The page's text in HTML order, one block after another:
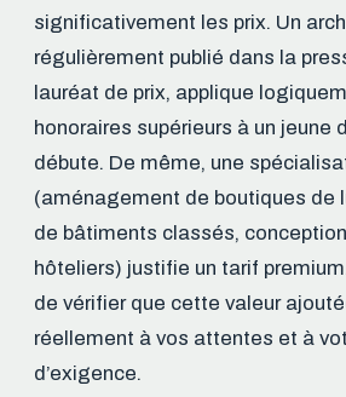
significativement les prix. Un
régulièrement publié dans la
lauréat de prix, applique
honoraires supérieurs à un jeune
débute. De même, une
(aménagement de boutiques de
de bâtiments classés,
hôteliers) justifie un tarif
de vérifier que cette valeur
réellement à vos attentes et à
d’exigence.